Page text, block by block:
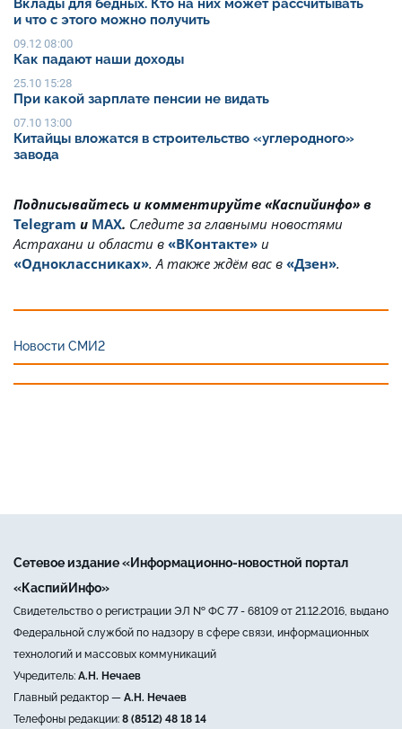
Вклады для бедных. Кто на них может рассчитывать
и что с этого можно получить
09.12 08:00
Как падают наши доходы
25.10 15:28
При какой зарплате пенсии не видать
07.10 13:00
Китайцы вложатся в строительство «углеродного»
завода
Подписывайтесь и комментируйте «Каспийинфо» в
Telegram и MAX. Cледите за главными новостями
Астрахани и области в «ВКонтакте» и
«Одноклассниках». А также ждём вас в «Дзен».
Новости СМИ2
Сетевое издание «Информационно-новостной портал
«КаспийИнфо»
Свидетельство о регистрации ЭЛ № ФС 77 - 68109 от 21.12.2016, выдано
Федеральной службой по надзору в сфере связи, информационных
технологий и массовых коммуникаций
Учредитель: А.Н. Нечаев
Главный редактор — А.Н. Нечаев
Телефоны редакции: 8 (8512) 48 18 14